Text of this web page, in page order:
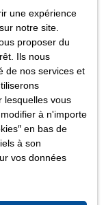
Plan en étoile
et à deux pas
propose
Carrez situé au
digicode et
en étoile sans
une expérience
notre site.
proposer du
Ils nous
de nos services et
lesquelles vous
à n'importe
en bas de
à son
vos données